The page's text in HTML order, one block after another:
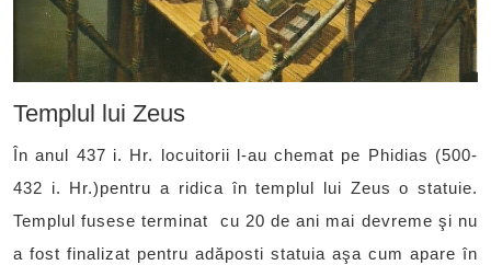
Templul lui Zeus
În anul 437 i. Hr. locuitorii l-au chemat pe Phidias (500-
432 i. Hr.)pentru a ridica în templul lui Zeus o statuie.
Templul fusese terminat cu 20 de ani mai devreme şi nu
a fost finalizat pentru adăposti statuia aşa cum apare în